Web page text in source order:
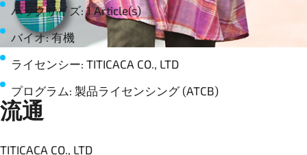
パックサイズ: 1 Article(s)
バイオ: 有機
ライセンシー: TITICACA CO., LTD
プログラム: 製品ライセンシング (ATCB)
流通
TITICACA CO., LTD